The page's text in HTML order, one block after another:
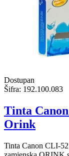
Dostupan
Šifra: 192.100.083
Tinta
Orink
Tinta Canon CLI-